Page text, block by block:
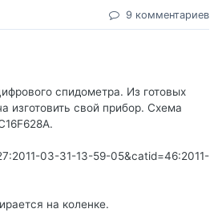
9 комментариев
спидометра. Из готовых
изготовить свой прибор. Схема
03-31-13-59-05&catid=46:2011-
на коленке.